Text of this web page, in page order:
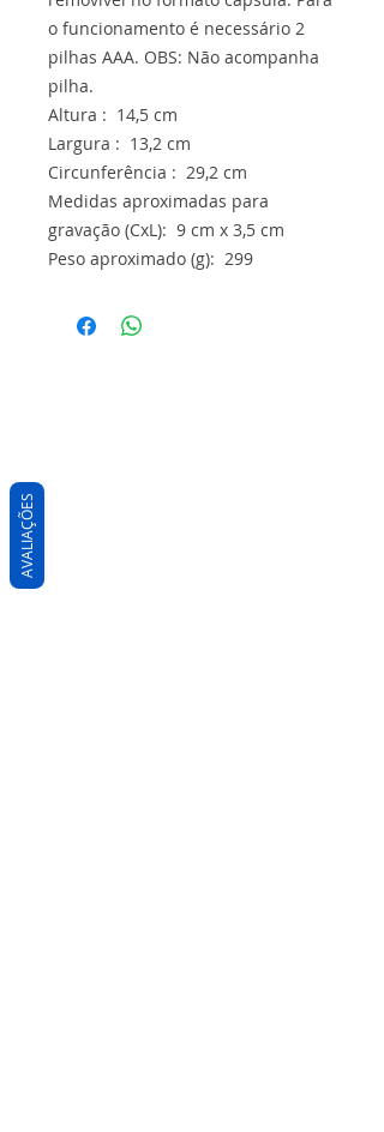
o funcionamento é necessário 2
pilhas AAA. OBS: Não acompanha
pilha.
Altura : 14,5 cm
Largura : 13,2 cm
Circunferência : 29,2 cm
Medidas aproximadas para
gravação (CxL): 9 cm x 3,5 cm
Peso aproximado (g): 299
AVALIAÇÕES